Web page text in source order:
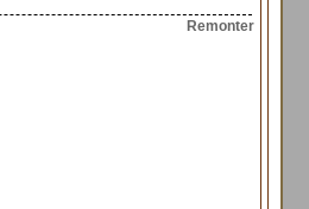
Remonter